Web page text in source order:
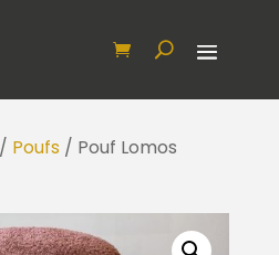
Poufs/ Pouf Lomos